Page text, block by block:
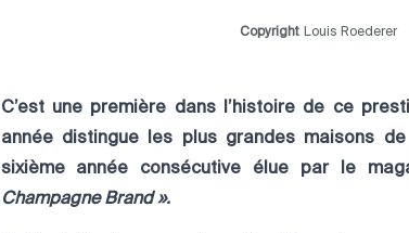
Copyright Louis Roederer
C’est une première dans l’histoire de ce
année distingue les plus grandes maisons
sixième année consécutive élue par le
Champagne Brand ».